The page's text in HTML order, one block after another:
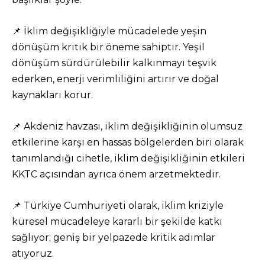
📌 İklim değişikliğiyle mücadelede yeşin
dönüşüm kritik bir öneme sahiptir. Yeşil
dönüşüm sürdürülebilir kalkınmayı teşvik
ederken, enerji verimliliğini artırır ve doğal
kaynakları korur.
📌 Akdeniz havzası, iklim değişikliğinin olumsuz
etkilerine karşı en hassas bölgelerden biri olarak
tanımlandığı cihetle, iklim değişikliğinin etkileri
KKTC açısından ayrıca önem arzetmektedir.
📌 Türkiye Cumhuriyeti olarak, iklim kriziyle
küresel mücadeleye kararlı bir şekilde katkı
sağlıyor; geniş bir yelpazede kritik adımlar
atıyoruz.